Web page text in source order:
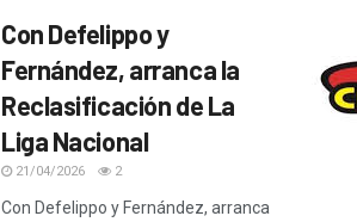
Con Defelippo y
Fernández, arranca la
Reclasificación de La
Liga Nacional
21/04/2026 2
Con Defelippo y Fernández, arranca